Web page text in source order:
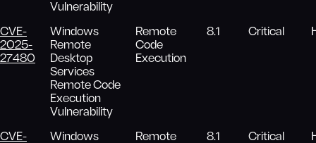
Vulnerability
CVE-
2025-
27480
Windows
Remote
Desktop
Services
Remote Code
Execution
Vulnerability
Remote
Code
Execution
8.1 Critical
CVE-
Windows
Remote
8.1 Critical